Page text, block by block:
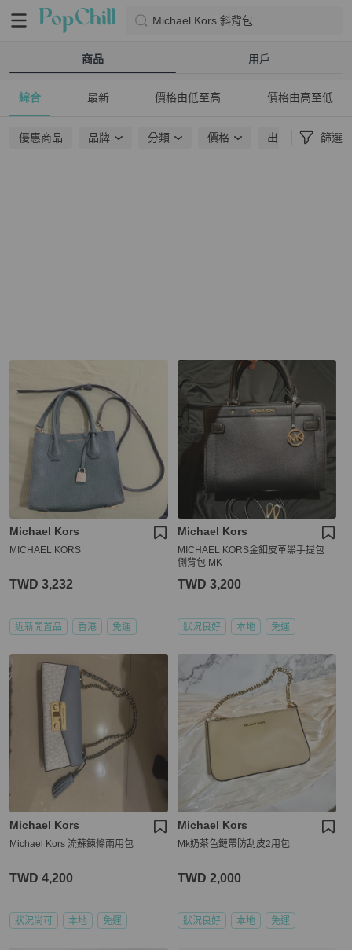
Michael Kors 斜背包
商品 用戶
綜合 最新 價格由低至高 價格由高至低
優惠商品 品牌 分類 價格 出貨地點 篩選
Michael Kors
MICHAEL KORS
TWD 3,232
近新閒置品 香港 免運
Michael Kors
MICHAEL KORS金釦皮革黑手提包
側背包 MK
TWD 3,200
狀況良好 本地 免運
Michael Kors
Michael Kors 流蘇鍊條兩用包
TWD 4,200
狀況尚可 本地 免運
Michael Kors
Mk奶茶色鏈帶防刮皮2用包
TWD 2,000
狀況良好 本地 免運